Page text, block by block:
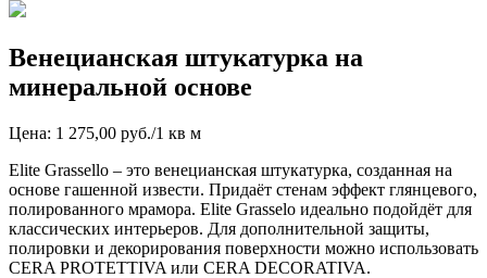
Венецианская штукатурка на
минеральной основе
Цена: 1 275,00 руб./1 кв м
Elite Grassello – это венецианская штукатурка, созданная на
основе гашенной извести. Придаёт стенам эффект глянцевого,
полированного мрамора. Elite Grasselo идеально подойдёт для
классических интерьеров. Для дополнительной защиты,
полировки и декорирования поверхности можно использовать
CERA PROTETTIVA или CERA DECORATIVA.